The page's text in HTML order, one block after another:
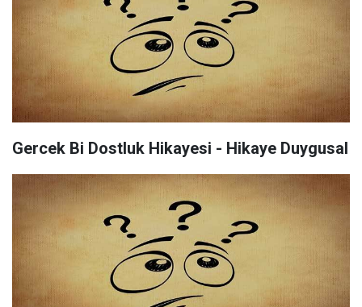
Gercek Bi Dostluk Hikayesi - Hikaye Duygusal